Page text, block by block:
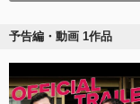
予告編・動画 1作品